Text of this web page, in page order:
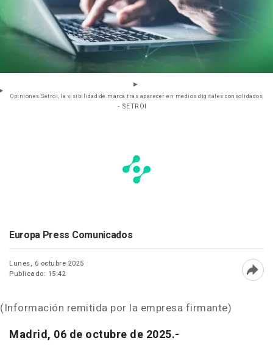
Opiniones Setroi, la visibilidad de marca tras aparecer en medios digitales consolidados
- SETROI
Europa Press Comunicados
Lunes, 6 octubre 2025
Publicado: 15:42
(Información remitida por la empresa firmante)
Madrid, 06 de octubre de 2025.-